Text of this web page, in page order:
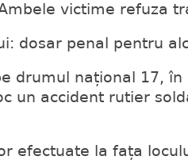
victime refuza
dosar penal pentru
drumul național 17,
un accident rutier
efectuate la fața